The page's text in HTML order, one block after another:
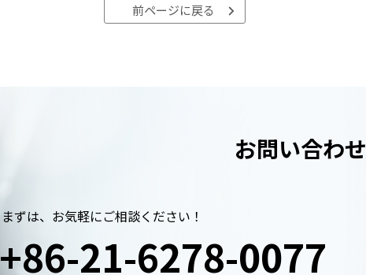
前ページに戻る
お問い合わせ
まずは、お気軽にご相談ください！
+86-21-6278-0077